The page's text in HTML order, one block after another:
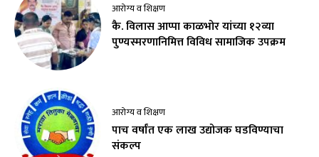
आरोग्य व शिक्षण
कै. विलास आप्पा काळभोर यांच्या १२व्या
पुण्यस्मरणानिमित्त विविध सामाजिक उपक्रम
आरोग्य व शिक्षण
पाच वर्षांत एक लाख उद्योजक घडविण्याचा
संकल्प